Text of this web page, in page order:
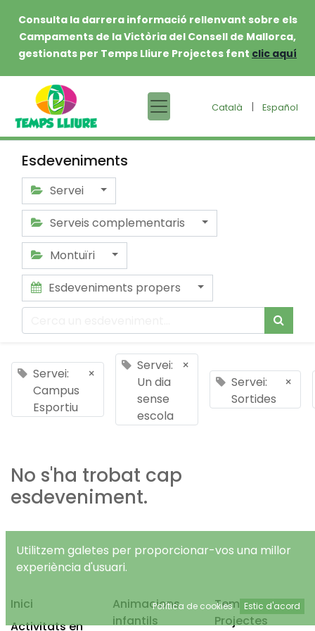
Consulta la darrera informació rellenvant sobre els
Campaments de la Victòria del Consell de Mallorca,
gestionats per Temps Lliure Projectes fent clic aquí
Català | Español
Esdeveniments
Servei
Serveis complementaris
Montuïri
Esdeveniments propers
Servei:
Campus
Esportiu
×
Servei:
Un dia
sense
escola
×
Servei:
Sortides
×
No s'ha trobat cap
esdeveniment.
Inici
Activitats en
Animacions
infantils
Temps Lliure
Projectes
Utilitzem galetes per proporcionar-vos una millor
experiència d'usuari.
Política de cookies Estic d'acord